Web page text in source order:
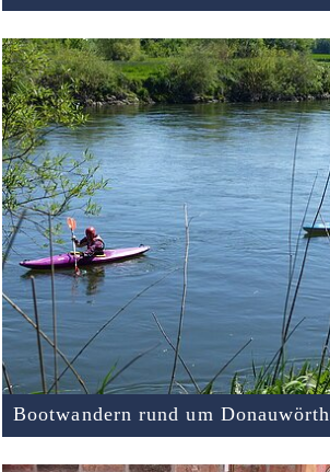
Bootwandern rund um Donauwörth